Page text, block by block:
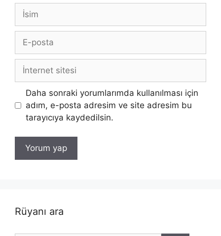
İsim
posta
İnternet
Daha sonraki yorumlarımda kullanılması için
adım, e-posta adresim ve site adresim bu
tarayıcıya kaydedilsin.
Rüyanı ara